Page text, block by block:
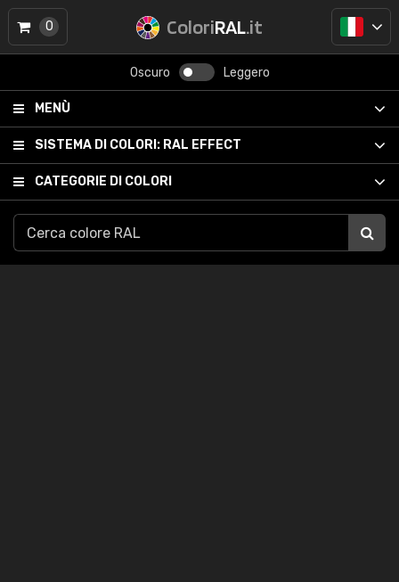
ColoriRAL.it
Oscuro Leggero
MENÙ
SISTEMA DI COLORI: RAL EFFECT
CATEGORIE DI COLORI
0